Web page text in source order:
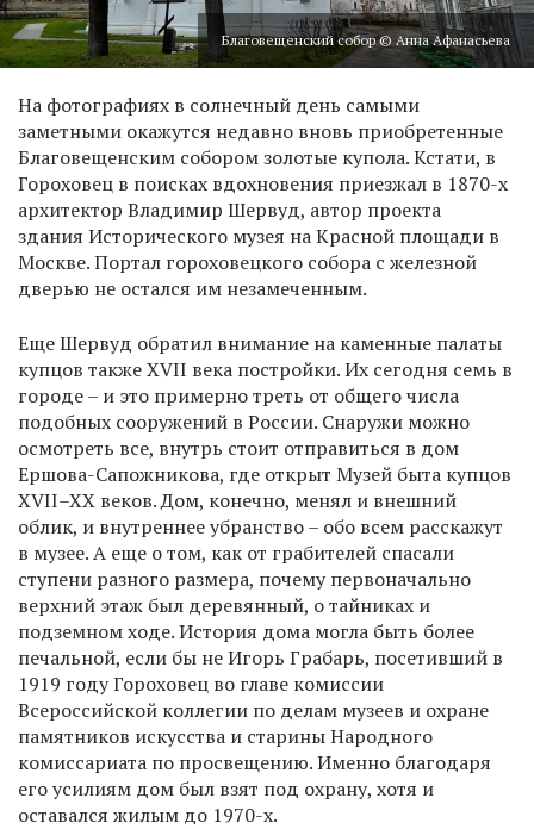
Благовещенский собор © Анна Афанасьева
На фотографиях в солнечный день самыми
заметными окажутся недавно вновь приобретенные
Благовещенским собором золотые купола. Кстати, в
Гороховец в поисках вдохновения приезжал в 1870-х
архитектор Владимир Шервуд, автор проекта
здания Исторического музея на Красной площади в
Москве. Портал гороховецкого собора с железной
дверью не остался им незамеченным.
Еще Шервуд обратил внимание на каменные палаты
купцов также XVII века постройки. Их сегодня семь в
городе – и это примерно треть от общего числа
подобных сооружений в России. Снаружи можно
осмотреть все, внутрь стоит отправиться в дом
Ершова-Сапожникова, где открыт Музей быта купцов
XVII–XX веков. Дом, конечно, менял и внешний
облик, и внутреннее убранство – обо всем расскажут
в музее. А еще о том, как от грабителей спасали
ступени разного размера, почему первоначально
верхний этаж был деревянный, о тайниках и
подземном ходе. История дома могла быть более
печальной, если бы не Игорь Грабарь, посетивший в
1919 году Гороховец во главе комиссии
Всероссийской коллегии по делам музеев и охране
памятников искусства и старины Народного
комиссариата по просвещению. Именно благодаря
его усилиям дом был взят под охрану, хотя и
оставался жилым до 1970-х.